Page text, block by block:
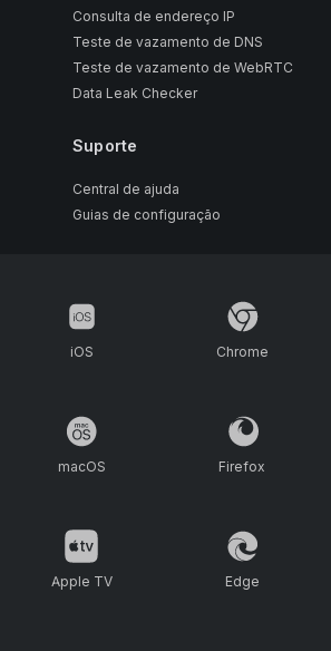
Consulta de endereço IP
Teste de vazamento de DNS
Teste de vazamento de WebRTC
Data Leak Checker
Suporte
Central de ajuda
Guias de configuração
iOS Chrome
macOS Firefox
Apple TV Edge